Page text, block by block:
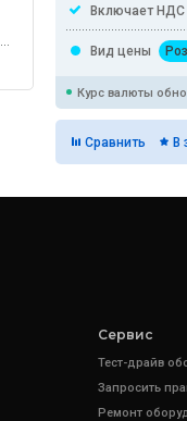
Включает НДС
Вид цены
Курс валюты
Сравнить В
Сервис
Тест-драйв
Запросить
Ремонт